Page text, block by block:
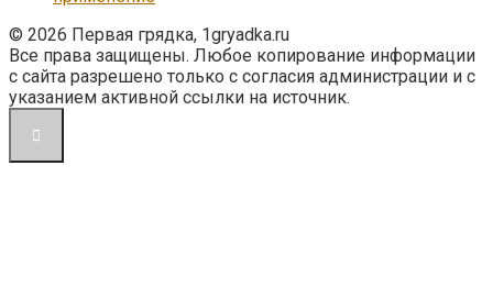
© 2026 Первая грядка, 1gryadka.ru
Все права защищены. Любое копирование информации
с сайта разрешено только с согласия администрации и с
указанием активной ссылки на источник.